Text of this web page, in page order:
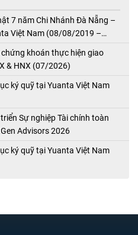
7 năm Chi Nhánh Đà Nẵng –
Việt Nam (08/08/2019 –
khoán thực hiện giao
& HNX (07/2026)
ký quỹ tại Yuanta Việt Nam
Sự nghiệp Tài chính toàn
Advisors 2026
ký quỹ tại Yuanta Việt Nam